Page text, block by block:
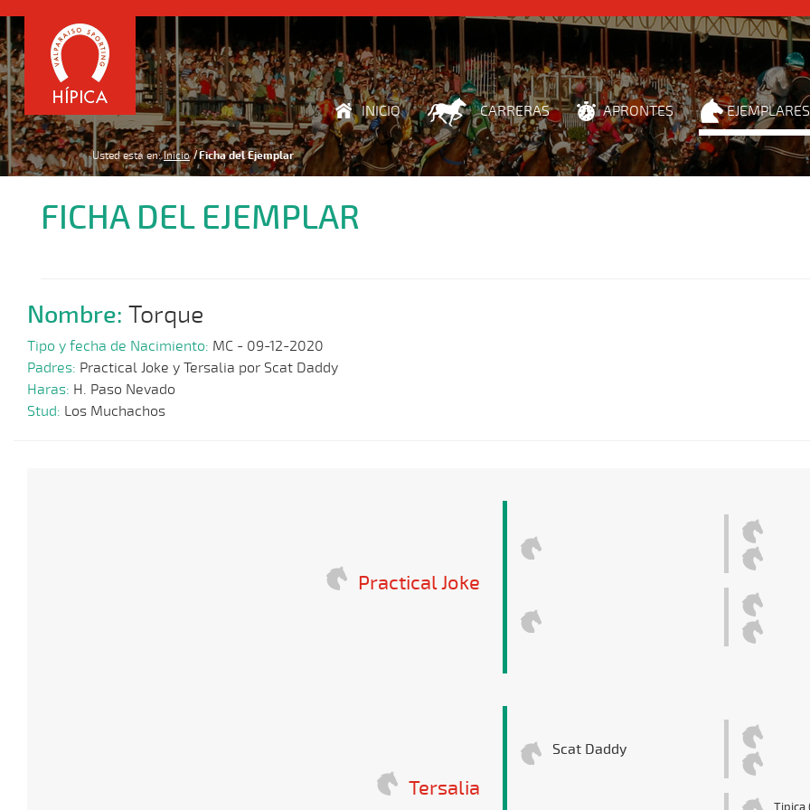
INICIO CARRERAS APRONTES EJEMPLARES
Usted está en: Inicio Ficha del Ejemplar
FICHA DEL EJEMPLAR
Nombre: Torque
Tipo y fecha de Nacimiento: MC - 09-12-2020
Padres: Practical Joke y Tersalia por Scat Daddy
Haras: H. Paso Nevado
Stud: Los Muchachos
Practical Joke
Tersalia
Scat Daddy